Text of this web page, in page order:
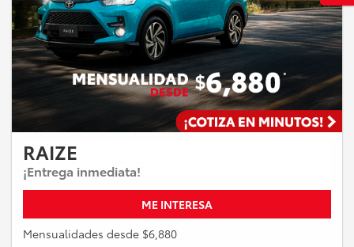
RAIZE
¡Entrega inmediata!
ME INTERESA
Mensualidades desde $6,880